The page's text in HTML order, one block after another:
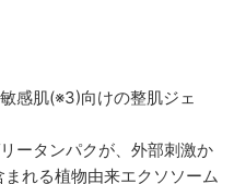
感肌(※3)向けの整肌ジェ
ータンパクが、外部刺激か
れる植物由来エクソソーム